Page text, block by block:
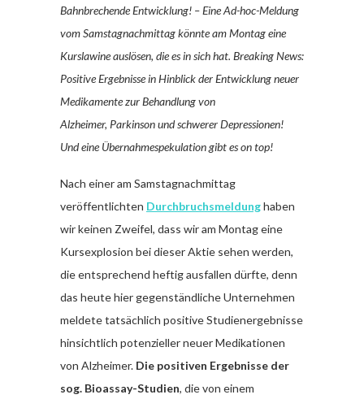
Bahnbrechende Entwicklung! – Eine Ad-hoc-Meldung
vom Samstagnachmittag könnte am Montag eine
Kurslawine auslösen, die es in sich hat. Breaking News:
Positive Ergebnisse in Hinblick der Entwicklung neuer
Medikamente zur Behandlung von
Alzheimer, Parkinson und schwerer Depressionen!
Und eine Übernahmespekulation gibt es on top!
Nach einer am Samstagnachmittag
veröffentlichten Durchbruchsmeldunghaben
wir keinen Zweifel, dass wir am Montag eine
Kursexplosion bei dieser Aktie sehen werden,
die entsprechend heftig ausfallen dürfte, denn
das heute hier gegenständliche Unternehmen
meldete tatsächlich positive Studienergebnisse
hinsichtlich potenzieller neuer Medikationen
von Alzheimer. Die positiven Ergebnisse der
sog. Bioassay-Studien, die von einem